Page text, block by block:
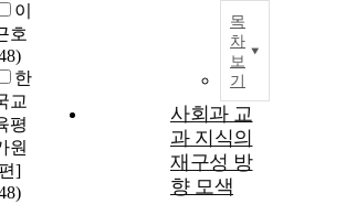
이
호
한
교
평
원
]
목
차
보
기
사회과 교
과 지식의
재구성 방
향 모색